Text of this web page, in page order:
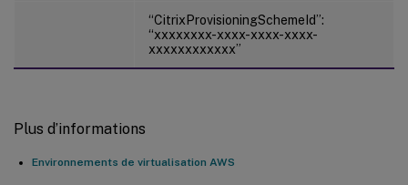
“CitrixProvisioningSchemeId”:
“xxxxxxxx-xxxx-xxxx-xxxx-
xxxxxxxxxxxx”
Plus d’informations
Environnements de virtualisation AWS